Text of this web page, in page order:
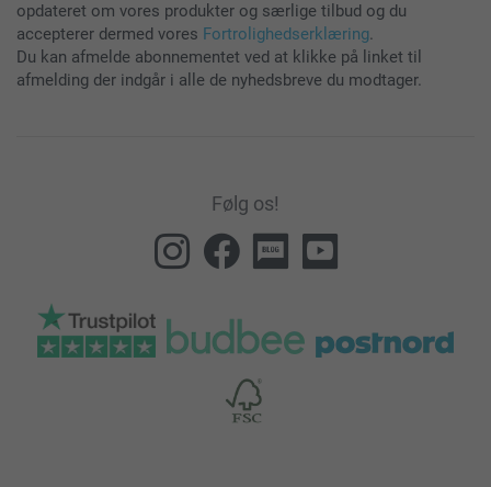
opdateret om vores produkter og særlige tilbud og du
accepterer dermed vores Fortrolighedserklæring.
Du kan afmelde abonnementet ved at klikke på linket til
afmelding der indgår i alle de nyhedsbreve du modtager.
Følg os!